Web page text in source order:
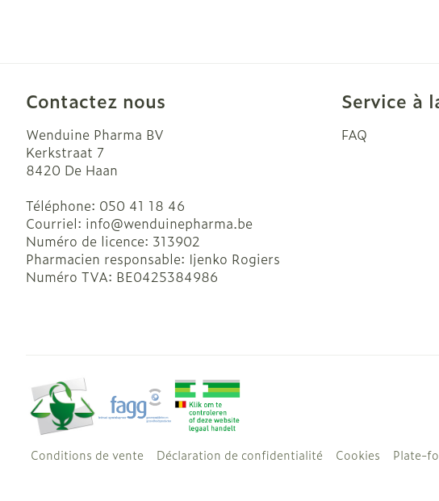
Contactez nous
Wenduine Pharma BV
Kerkstraat 7
8420 De Haan
Téléphone: 050 41 18 46
Courriel: info@wenduinepharma.be
Numéro de licence: 313902
Pharmacien responsable: Ijenko Rogiers
Numéro TVA: BE0425384986
Service à
FAQ
Conditions de vente Déclaration de confidentialité Cookies Plate-